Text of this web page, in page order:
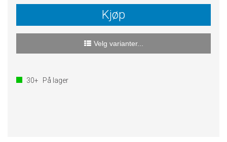
Kjøp
Velg varianter...
30+ På lager